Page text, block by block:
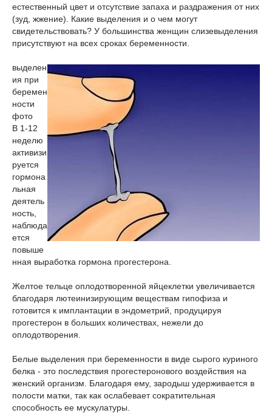
естественный цвет и отсутствие запаха и раздражения от них
(зуд, жжение). Какие выделения и о чем могут
свидетельствовать? У большинства женщин слизевыделения
присутствуют на всех сроках беременности.
выделен
ия при
беремен
ности
фото
В 1-12
неделю
активизи
руется
гормона
льная
деятель
ность,
наблюда
ется
повыше
нная выработка гормона прогестерона.
Желтое тельце оплодотворенной яйцеклетки увеличивается
благодаря лютеинизирующим веществам гипофиза и
готовится к имплантации в эндометрий, продуцируя
прогестерон в больших количествах, нежели до
оплодотворения.
Белые выделения при беременности в виде сырого куриного
белка - это последствия прогестеронового воздействия на
женский организм. Благодаря ему, зародыш удерживается в
полости матки, так как ослабевает сократительная
способность ее мускулатуры.